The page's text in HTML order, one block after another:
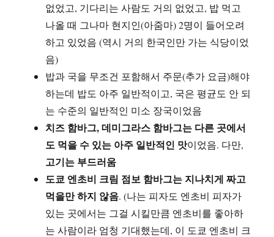
없었고, 기다리는 사람도 거의 없었고, 밥 먹고
나올 때 그나마 현지인(아줌마) 2명이 들어오려
하고 있었음 (역시 거의 한국인만 가는 식당이었
음)
밥과 국을 무조건 포함해서 주문(추가 요금)해야
하는데 밥도 아주 일반적이고, 국은 평균도 안 되
는 수준의 일반적인 미소 장국이었음
치즈 함바그, 데미그라스 함바그는 다른 곳에서
도 먹을 수 있는 아주 일반적인 맛이었음. 다만,
고기는 부드러움
도쿄 엔초비 크림 점보 함바그는 지나치게 짜고
먹을만 하지 않음. (나는 피자도 엔초비 피자가
있는 곳에서는 그걸 시킬만큼 엔초비를 좋아하
는 사람이라 엄청 기대했는데, 이 도쿄 엔초비 크